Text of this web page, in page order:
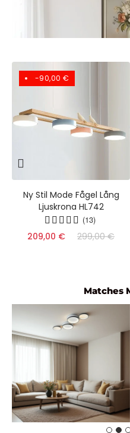
-90,00 €
Ny Stil Mode Fågel Lång
Ljuskrona HL742
(13)
209,00 € 299,00 €
Matches